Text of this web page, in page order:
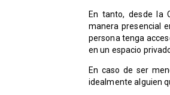
En tanto, desde la
manera presencial
persona tenga
en un espacio
En caso de ser
idealmente alguien